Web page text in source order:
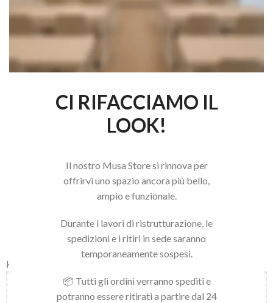
CI RIFACCIAMO IL
LOOK!
Il nostro Musa Store si rinnova per
offrirvi uno spazio ancora più bello,
ampio e funzionale.
Durante i lavori di ristrutturazione, le
spedizioni e i ritiri in sede saranno
temporaneamente sospesi.
📦 Tutti gli ordini verranno spediti e
potranno essere ritirati a partire dal 24
Home
150,00
al carrello e ottieni la spedizione